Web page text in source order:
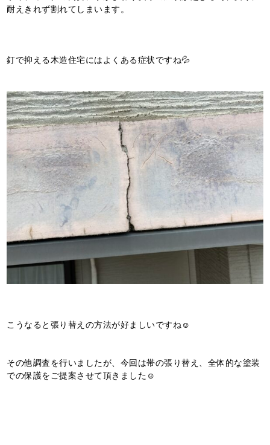
耐えきれず割れてしまいます。
釘で抑える木造住宅にはよくある症状ですね💦
こうなると張り替えの方法が好ましいですね☺️
その他調査を行いましたが、今回は帯の張り替え、全体的な塗装
での保護をご提案させて頂きました☺️